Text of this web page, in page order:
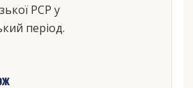
РСР у
період.